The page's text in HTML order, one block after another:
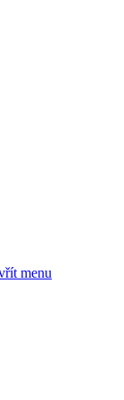
menu